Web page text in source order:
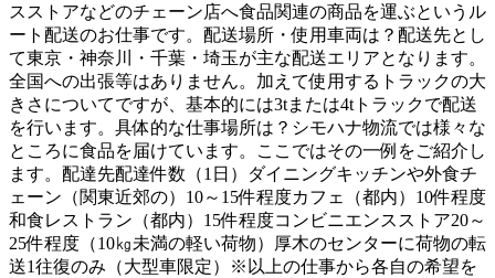
スストアなどのチェーン店へ食品関連の商品を運ぶというル
ート配送のお仕事です。配送場所・使用車両は？配送先とし
て東京・神奈川・千葉・埼玉が主な配送エリアとなります。
全国への出張等はありません。加えて使用するトラックの大
きさについてですが、基本的には3tまたは4tトラックで配送
を行います。具体的な仕事場所は？シモハナ物流では様々な
ところに食品を届けています。ここではその一例をご紹介し
ます。配達先配達件数（1日）ダイニングキッチンや外食チ
ェーン（関東近郊の）10～15件程度カフェ（都内）10件程度
和食レストラン（都内）15件程度コンビニエンスストア20～
25件程度（10㎏未満の軽い荷物）厚木のセンターに荷物の転
送1往復のみ（大型車限定）※以上の仕事から各自の希望を